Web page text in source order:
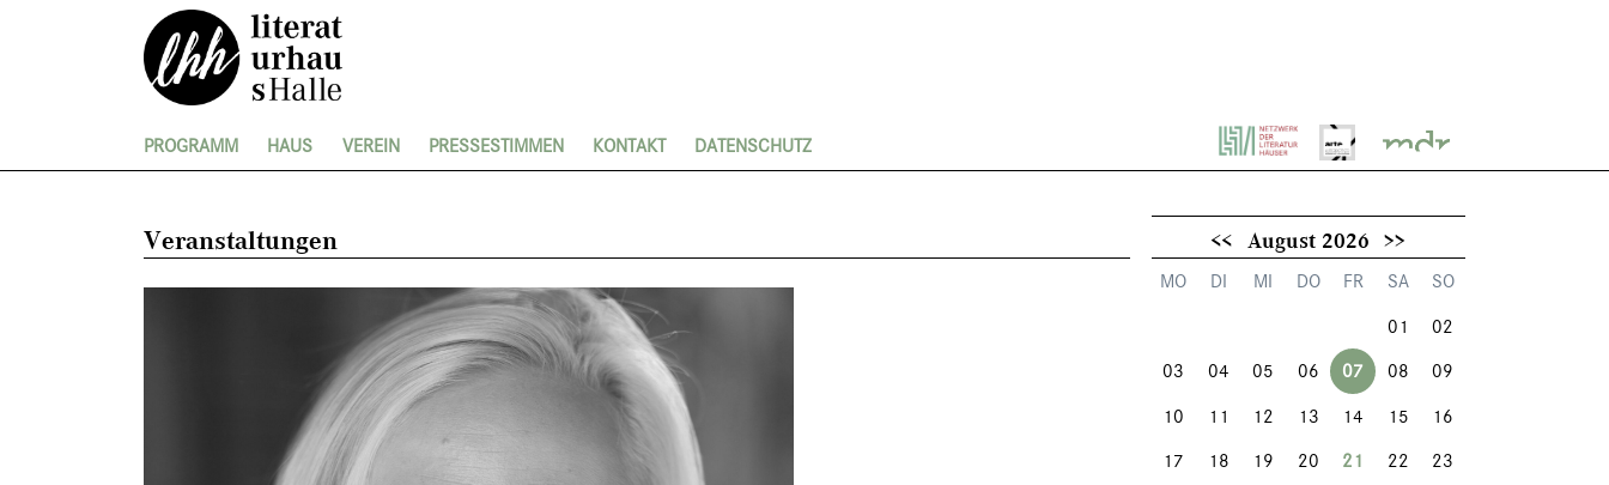
PROGRAMM HAUS VEREIN PRESSESTIMMEN KONTAKT DATENSCHUTZ
Veranstaltungen << August 2026 >>
MO DI MI DO FR SA
SO
01
02
03
04 05 06 07 08
09
10
11 12 13 14 15
16
17
18 19 20 21 22
23